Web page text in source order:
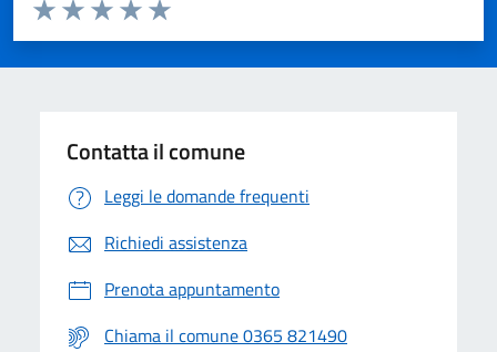
Valuta 5 stelle su 5
Valuta 4 stelle su 5
Valuta 3 stelle su 5
Valuta 2 stelle su 5
Valuta 1 stelle su 5
Contatta il comune
Leggi le domande frequenti
Richiedi assistenza
Prenota appuntamento
Chiama il comune 0365 821490